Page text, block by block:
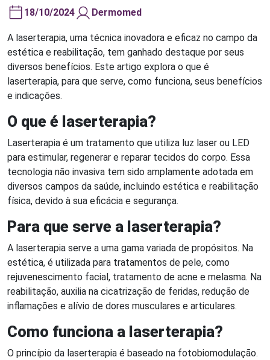
18/10/2024 Dermomed
A laserterapia, uma técnica inovadora e eficaz no campo da
estética e reabilitação, tem ganhado destaque por seus
diversos benefícios. Este artigo explora o que é
laserterapia, para que serve, como funciona, seus benefícios
e indicações.
O que é laserterapia?
Laserterapia é um tratamento que utiliza luz laser ou LED
para estimular, regenerar e reparar tecidos do corpo. Essa
tecnologia não invasiva tem sido amplamente adotada em
diversos campos da saúde, incluindo estética e reabilitação
física, devido à sua eficácia e segurança.
Para que serve a laserterapia?
A laserterapia serve a uma gama variada de propósitos. Na
estética, é utilizada para tratamentos de pele, como
rejuvenescimento facial, tratamento de acne e melasma. Na
reabilitação, auxilia na cicatrização de feridas, redução de
inflamações e alívio de dores musculares e articulares.
Como funciona a laserterapia?
O princípio da laserterapia é baseado na fotobiomodulação.